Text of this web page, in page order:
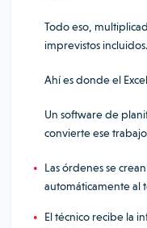
Todo eso,
imprevistos incluidos.
Ahí es donde el
Un software de
convierte ese
Las órdenes se
automáticamente al
El técnico recibe la